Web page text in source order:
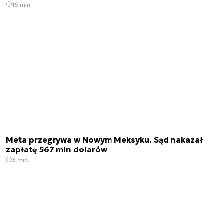
16 min.
Meta przegrywa w Nowym Meksyku. Sąd nakazał
zapłatę 567 mln dolarów
3 min.